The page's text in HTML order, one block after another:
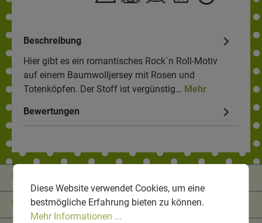
Beschreibung
Hier gibt es ein romantisches Rock`n Roll-Motiv
auf einem Baumwolljersey mit Rosen und
Totenköpfen. Der Stoff ist vergünstig… Mehr
Bewertungen
Service-Hotline
Shop Service
Diese Website verwendet Cookies, um eine
bestmögliche Erfahrung bieten zu können.
Mehr Informationen ...